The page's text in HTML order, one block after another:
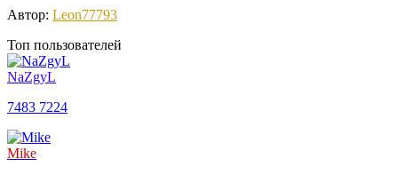
Автор: Leon77793
Топ пользователей
NaZgyL
7483 7224
Mike